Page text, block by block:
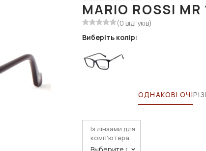
MARIO ROSSI
(0 відгуків)
Виберіть колір:
ОДНАКОВІ ОЧІ
Із лінзами для
комп'ютера